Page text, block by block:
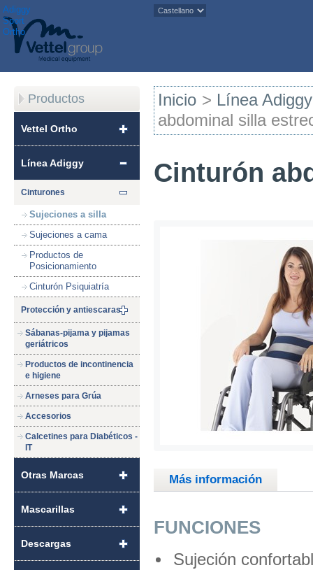
Adiggy
Sport
Ortho
Productos
Vettel Ortho
Línea Adiggy
Cinturones
Sujeciones a silla
Sujeciones a cama
Productos de
Posicionamiento
Cinturón Psiquiatría
Protección y antiescaras
Sábanas-pijama y pijamas
geriátricos
Productos de incontinencia
e higiene
Arneses para Grúa
Accesorios
Calcetines para Diabéticos -
IT
Otras Marcas
Mascarillas
Descargas
Inicio > Línea Adiggy
abdominal silla
Cinturón
Más información
FUNCIONES
Sujeción